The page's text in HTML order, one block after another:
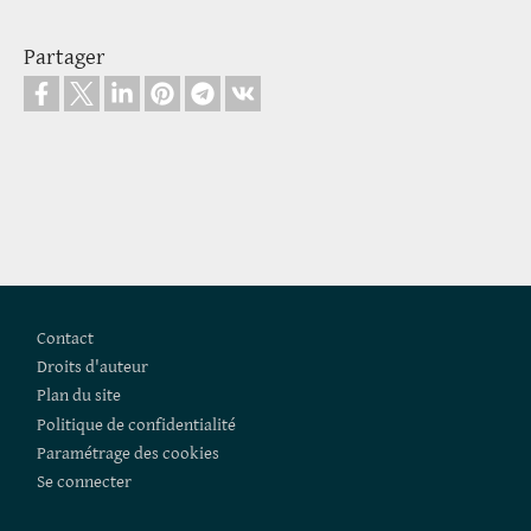
Partager
Contact
Droits d'auteur
Plan du site
Politique de confidentialité
Paramétrage des cookies
Se connecter